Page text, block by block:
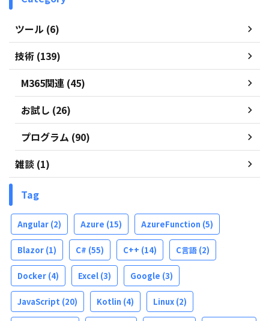
ツール (6)
技術 (139)
M365関連 (45)
お試し (26)
プログラム (90)
雑談 (1)
Tag
Angular (2) Azure (15) AzureFunction (5)
Blazor (1) C# (55) C++ (14) C言語 (2)
Docker (4) Excel (3) Google (3)
JavaScript (20) Kotlin (4) Linux (2)